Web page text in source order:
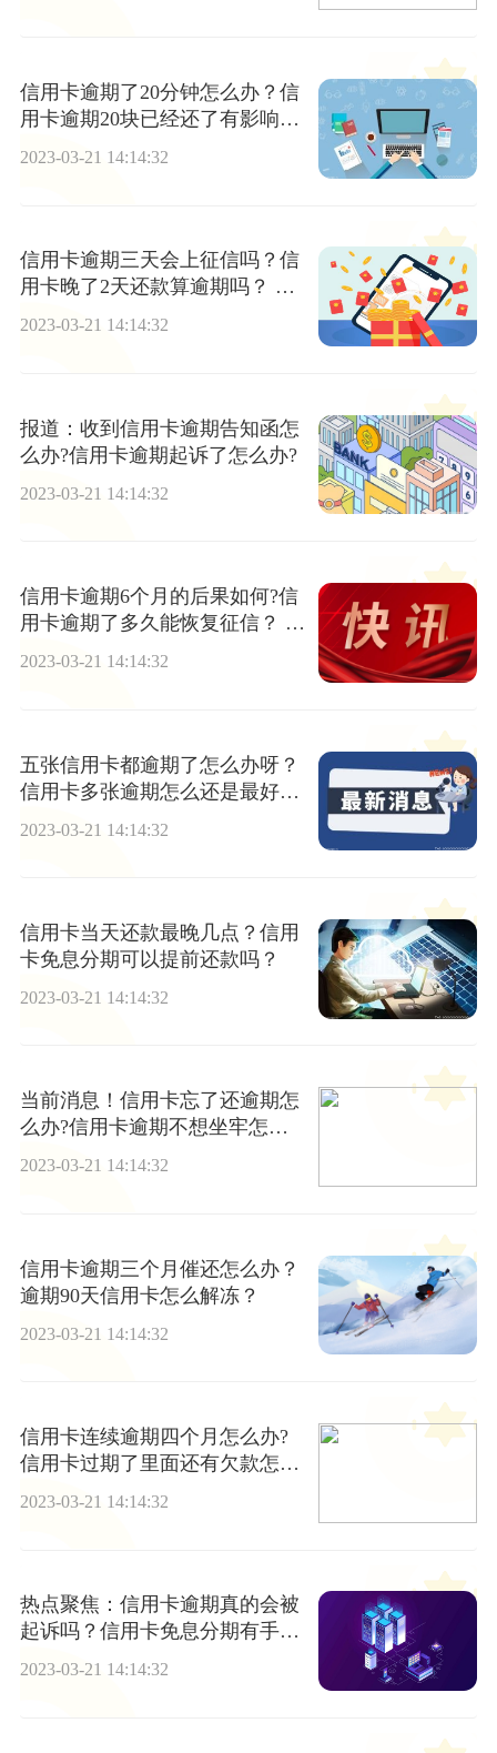
信用卡逾期了20分钟怎么办？信
用卡逾期20块已经还了有影响
吗？|全球独家
2023-03-21 14:14:32
信用卡逾期三天会上征信吗？信
用卡晚了2天还款算逾期吗？ 天
天热推荐
2023-03-21 14:14:32
报道：收到信用卡逾期告知函怎
么办?信用卡逾期起诉了怎么办?
2023-03-21 14:14:32
信用卡逾期6个月的后果如何?信
用卡逾期了多久能恢复征信？ _
天天观热点
2023-03-21 14:14:32
五张信用卡都逾期了怎么办呀？
信用卡多张逾期怎么还是最好的
2023-03-21 14:14:32
信用卡当天还款最晚几点？信用
卡免息分期可以提前还款吗？
2023-03-21 14:14:32
当前消息！信用卡忘了还逾期怎
么办?信用卡逾期不想坐牢怎么
办?
2023-03-21 14:14:32
信用卡逾期三个月催还怎么办？
逾期90天信用卡怎么解冻？
2023-03-21 14:14:32
信用卡连续逾期四个月怎么办?
信用卡过期了里面还有欠款怎么
办?-当前动态
2023-03-21 14:14:32
热点聚焦：信用卡逾期真的会被
起诉吗？信用卡免息分期有手续
费吗？
2023-03-21 14:14:32